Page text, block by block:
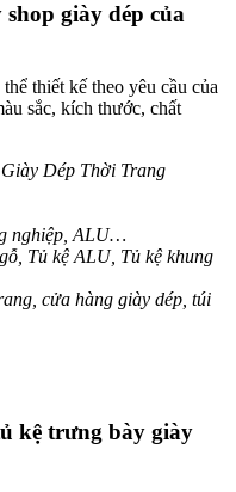
giày dép của
thiết kế theo yêu cầu của
sắc, kích thước, chất
Dép Thời Trang
nghiệp, ALU…
Tủ kệ ALU, Tủ kệ khung
cửa hàng giày dép, túi
kệ trưng bày giày